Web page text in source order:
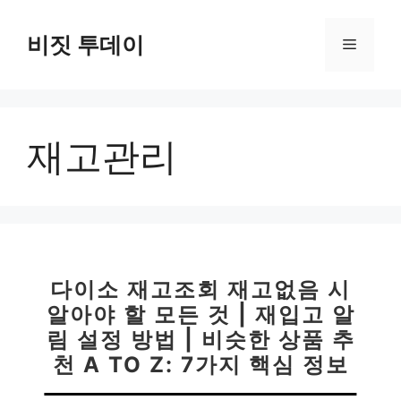
비짓 투데이 메
재고관리
다이소 재고조회 재고없음 시
알아야 할 모든 것 | 재입고 알
림 설정 방법 | 비슷한 상품 추
천 A TO Z: 7가지 핵심 정보